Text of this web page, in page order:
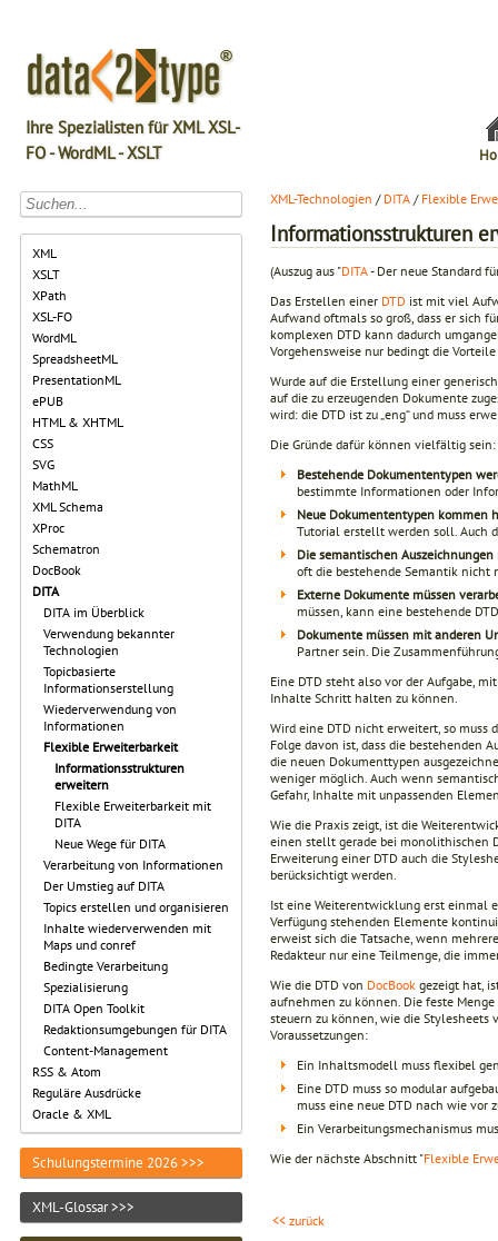
Ihre Spezialisten für XML XSL-
FO - WordML - XSLT
XML
XSLT
XPath
XSL-FO
WordML
SpreadsheetML
PresentationML
ePUB
HTML & XHTML
CSS
SVG
MathML
XML Schema
XProc
Schematron
DocBook
DITA
DITA im Überblick
Verwendung bekannter
Technologien
Topicbasierte
Informationserstellung
Wiederverwendung von
Informationen
Flexible Erweiterbarkeit
Informationsstrukturen
erweitern
Flexible Erweiterbarkeit mit
DITA
Neue Wege für DITA
Verarbeitung von Informationen
Der Umstieg auf DITA
Topics erstellen und organisieren
Inhalte wiederverwenden mit
Maps und conref
Bedingte Verarbeitung
Spezialisierung
DITA Open Toolkit
Redaktionsumgebungen für DITA
Content-Management
RSS & Atom
Reguläre Ausdrücke
Oracle & XML
Schulungstermine 2026 >>>
XML-Glossar >>>
XML-Technologien / DITA / Flexible
Informationsstrukturen
(Auszug aus "DITA- Der neue Standard
Das Erstellen einer DTD ist mit viel
Aufwand oftmals so groß, dass er sich
komplexen DTD kann dadurch
Vorgehensweise nur bedingt die
Wurde auf die Erstellung einer
auf die zu erzeugenden Dokumente
wird: die DTD ist zu „eng“ und muss
Die Gründe dafür können vielfältig sein:
Bestehende Dokumententypen
bestimmte Informationen oder
Neue Dokumententypen kommen
Tutorial erstellt werden soll. Auch
Die semantischen
oft die bestehende Semantik nicht
Externe Dokumente müssen
müssen, kann eine bestehende
Dokumente müssen mit anderen
Partner sein. Die
Eine DTD steht also vor der Aufgabe,
Inhalte Schritt halten zu können.
Wird eine DTD nicht erweitert, so muss
Folge davon ist, dass die bestehenden
die neuen Dokumenttypen
weniger möglich. Auch wenn
Gefahr, Inhalte mit unpassenden
Wie die Praxis zeigt, ist die
einen stellt gerade bei monolithischen
Erweiterung einer DTD auch die
berücksichtigt werden.
Ist eine Weiterentwicklung erst einmal
Verfügung stehenden Elemente
erweist sich die Tatsache, wenn
Redakteur nur eine Teilmenge, die
Wie die DTD von DocBook gezeigt hat,
aufnehmen zu können. Die feste
steuern zu können, wie die Stylesheets
Voraussetzungen:
Ein Inhaltsmodell muss flexibel
Eine DTD muss so modular
muss eine neue DTD nach wie vor
Ein Verarbeitungsmechanismus
Wie der nächste Abschnitt "Flexible
<< zurück